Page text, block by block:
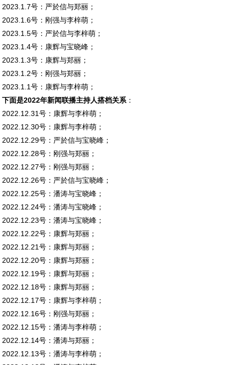
2023.1.7号：严於信与郑丽；
2023.1.6号：刚强与李梓萌；
2023.1.5号：严於信与李梓萌；
2023.1.4号：康辉与宝晓峰；
2023.1.3号：康辉与郑丽；
2023.1.2号：刚强与郑丽；
2023.1.1号：康辉与李梓萌；
下面是2022年新闻联播主持人搭档关系 ：
2022.12.31号：康辉与李梓萌；
2022.12.30号：康辉与李梓萌；
2022.12.29号：严於信与宝晓峰；
2022.12.28号：刚强与郑丽；
2022.12.27号：刚强与郑丽；
2022.12.26号：严於信与宝晓峰；
2022.12.25号：潘涛与宝晓峰；
2022.12.24号：潘涛与宝晓峰；
2022.12.23号：潘涛与宝晓峰；
2022.12.22号：康辉与郑丽；
2022.12.21号：康辉与郑丽；
2022.12.20号：康辉与郑丽；
2022.12.19号：康辉与郑丽；
2022.12.18号：康辉与郑丽；
2022.12.17号：康辉与李梓萌；
2022.12.16号：刚强与郑丽；
2022.12.15号：潘涛与李梓萌；
2022.12.14号：潘涛与郑丽；
2022.12.13号：潘涛与李梓萌；